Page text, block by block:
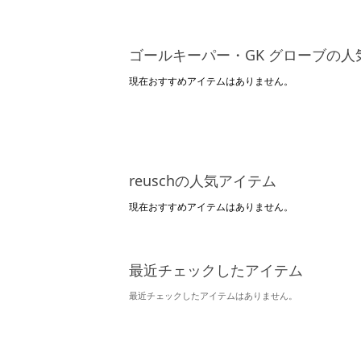
ゴールキーパー・GK グローブの人
現在おすすめアイテムはありません。
reuschの人気アイテム
現在おすすめアイテムはありません。
最近チェックしたアイテム
最近チェックしたアイテムはありません。